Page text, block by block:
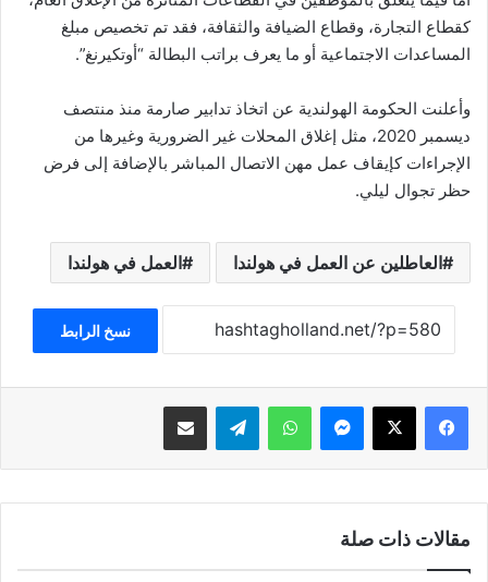
كقطاع التجارة، وقطاع الضيافة والثقافة، فقد تم تخصيص مبلغ
المساعدات الاجتماعية أو ما يعرف براتب البطالة “أوتكيرنغ”.
وأعلنت الحكومة الهولندية عن اتخاذ تدابير صارمة منذ منتصف
ديسمبر 2020، مثل إغلاق المحلات غير الضرورية وغيرها من
الإجراءات كإيقاف عمل مهن الاتصال المباشر بالإضافة إلى فرض
حظر تجوال ليلي.
العاطلين عن العمل في هولندا العمل في هولندا
نسخ الرابط
فيسبوك ‫X ماسنجر واتساب تيلقرام مشاركة عبر البريد
مقالات ذات صلة